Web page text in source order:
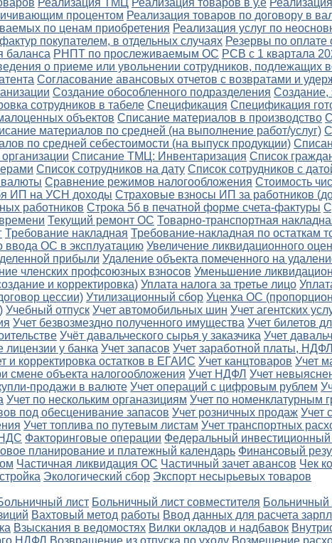
Реализация ТМЦ Реализация товаров в у.е
процентом Реализация товаров по договору в
по ценам приобретения Реализация услуг по
покупателем, в отдельных случаях Резервы по оплате
баланса РНПТ по прослеживаемым ОС РСВ с 1 квартала
о приеме или увольнении сотрудников, подлежащих
Согласование авансовых отчетов с возвратами и
Создание обособленного подразделения
сотрудников в табеле Спецификация Спецификация
объектов Списание материалов в производство
материалов по средней (на выполнение работ/услуг)
по средней себестоимости (на выпуск продукции)
Списание ТМЦ: Инвентаризация Список
Список сотрудников на дату Список сотрудников с
Сравнение режимов налогообложения Стоимость
ИП на УСН доходы Страховые взносы ИП за работников
работников Строка 5б в печатной форме счета-фактуры
Текущий ремонт ОС Товарно-транспортная
Требование накладная Требование-накладная по остаткам
ввода ОС в эксплуатацию Увеличение ликвидационного
прибыли Удаление объекта помеченного на
членских профсоюзных взносов Уменьшение
и корректировка) Уплата налога за третье лицо
цессии) Утилизационный сбор Уценка ОС
Учебный отпуск Учет автомобильных шин Учет агентских
Учет безвозмездно полученного имущества Учет билетов
Учёт давальческого сырья у заказчика Учет
лицензии у банка Учет запасов Учет заработной платы,
и корректировка остатков в ЕГАИС Учет канцтоваров Учет
смене объекта налогообложения Учет НДФЛ Учет
продажи в валюте Учет операций с цифровым рублем
Учет по нескольким органазициям Учет по номенклатурным
под обесценивание запасов Учет розничных продаж Учет
Учет топлива по путевым листам Учет транспортных
НДС Факторинговые операции Федеральный
планирование и платежный календарь Финансовый
Частичная ликвидация ОС Частичный зачет авансов Чек
Экологический сбор Экспорт несырьевых товаров
лист Больничный лист совместителя Больничный
Вахтовый метод работы Ввод данных для расчета
Взыскания в ведомостях Вилки окладов и надбавок
НДФЛ Возвращение из отпуска по уходу Возмещение